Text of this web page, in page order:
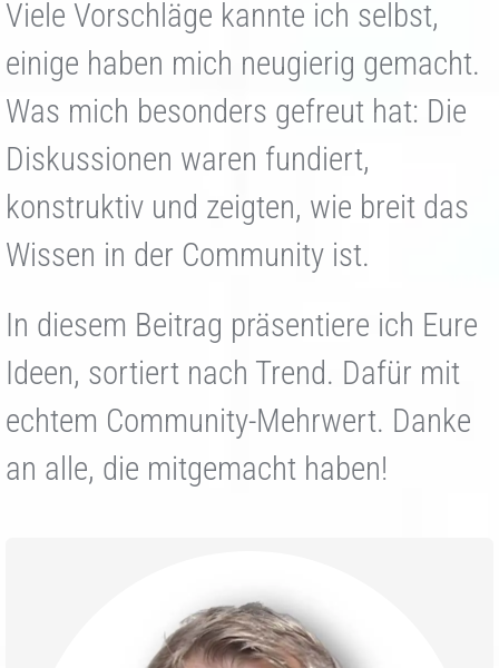
Viele Vorschläge kannte ich selbst,
einige haben mich neugierig gemacht.
Was mich besonders gefreut hat: Die
Diskussionen waren fundiert,
konstruktiv und zeigten, wie breit das
Wissen in der Community ist.
In diesem Beitrag präsentiere ich Eure
Ideen, sortiert nach Trend. Dafür mit
echtem Community-Mehrwert. Danke
an alle, die mitgemacht haben!